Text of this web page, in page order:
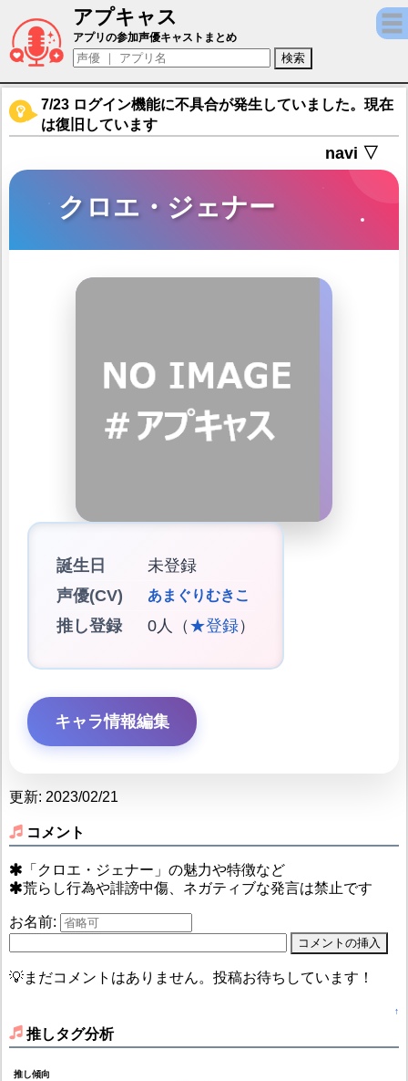
アプキャス
クロエ・ジェナー（声優：あまぐりむきこ)
アプリの参加声優キャストまとめ
7/23 ログイン機能に不具合が発生していました。現在
は復旧しています
navi ▽
クロエ・ジェナー
誕生日
未登録
声優(CV)
あまぐりむきこ
推し登録 0人（ ★登録）
キャラ情報編集
更新: 2023/02/21
コメント
「クロエ・ジェナー」の魅力や特徴など
荒らし行為や誹謗中傷、ネガティブな発言は禁止です
お名前:
💡まだコメントはありません。投稿お待ちしています！
↑
推しタグ分析
推し傾向